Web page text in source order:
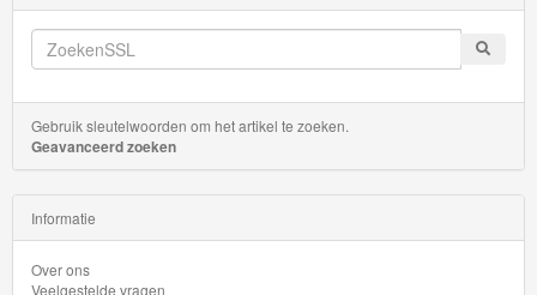
Gebruik sleutelwoorden om het artikel te zoeken.
Geavanceerd zoeken
Informatie
Over ons
Veelgestelde vragen